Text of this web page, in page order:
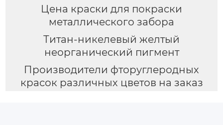
Цена краски для покраски
металлического забора
Титан-никелевый желтый
неорганический пигмент
Производители фторуглеродных
красок различных цветов на заказ